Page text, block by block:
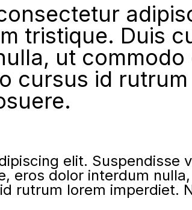
tristique. Duis
ut
cursus id
elit. Suspendisse
eros dolor interdum
rutrum lorem imperdiet.